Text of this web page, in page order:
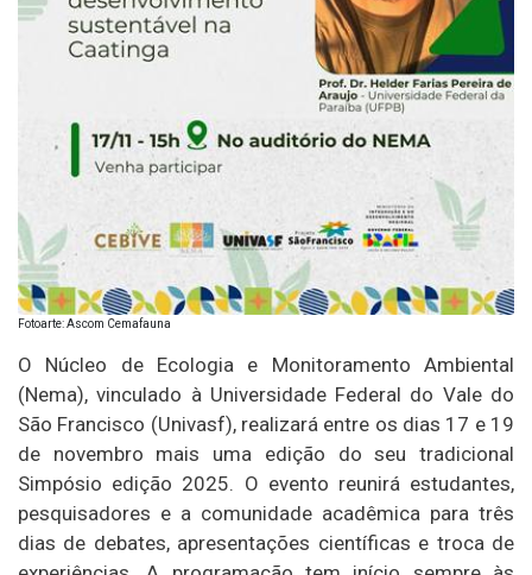
Fotoarte: Ascom Cemafauna
O Núcleo de Ecologia e Monitoramento Ambiental
(Nema), vinculado à Universidade Federal do Vale do
São Francisco (Univasf), realizará entre os dias 17 e 19
de novembro mais uma edição do seu tradicional
Simpósio edição 2025. O evento reunirá estudantes,
pesquisadores e a comunidade acadêmica para três
dias de debates, apresentações científicas e troca de